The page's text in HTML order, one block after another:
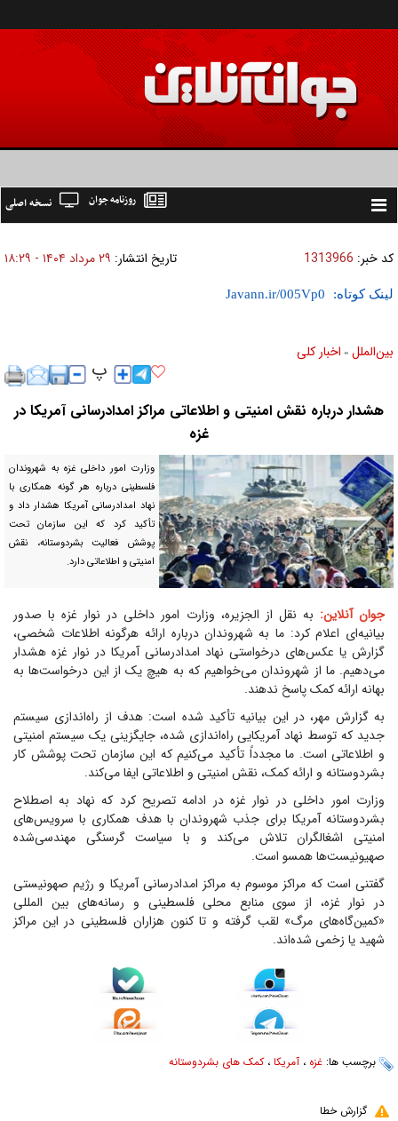
Toggle
نسخه اصلی روزنامه جوان
کد خبر: 1313966 تاریخ انتشار: ۲۹ مرداد ۱۴۰۴ - ۱۸:۲۹
لینک کوتاه:
بين‌الملل » اخبار كلی
هشدار درباره نقش امنیتی و اطلاعاتی مراکز امدادرسانی آمریکا در
غزه
وزارت امور داخلی غزه به شهروندان
فلسطینی درباره هر گونه همکاری با
نهاد امدادرسانی آمریکا هشدار داد و
تأکید کرد که این سازمان تحت
پوشش فعالیت بشردوستانه، نقش
امنیتی و اطلاعاتی دارد.
جوان آنلاین: به نقل از الجزیره، وزارت امور داخلی در نوار غزه با صدور
بیانیه‌ای اعلام کرد: ما به شهروندان درباره ارائه هرگونه اطلاعات شخصی،
گزارش یا عکس‌های درخواستی نهاد امدادرسانی آمریکا در نوار غزه هشدار
می‌دهیم. ما از شهروندان می‌خواهیم که به هیچ یک از این درخواست‌ها به
بهانه ارائه کمک پاسخ ندهند.
به گزارش مهر، در این بیانیه تأکید شده است: هدف از راه‌اندازی سیستم
جدید که توسط نهاد آمریکایی راه‌اندازی شده، جایگزینی یک سیستم امنیتی
و اطلاعاتی است. ما مجدداً تأکید می‌کنیم که این سازمان تحت پوشش کار
بشردوستانه و ارائه کمک، نقش امنیتی و اطلاعاتی ایفا می‌کند.
وزارت امور داخلی در نوار غزه در ادامه تصریح کرد که نهاد به اصطلاح
بشردوستانه آمریکا برای جذب شهروندان با هدف همکاری با سرویس‌های
امنیتی اشغالگران تلاش می‌کند و با سیاست گرسنگی مهندسی‌شده
صهیونیست‌ها همسو است.
گفتنی است که مراکز موسوم به مراکز امدادرسانی آمریکا و رژیم صهونیستی
در نوار غزه، از سوی منابع محلی فلسطینی و رسانه‌های بین المللی
«کمین‌گاه‌های مرگ» لقب گرفته و تا کنون هزاران فلسطینی در این مراکز
شهید یا زخمی شده‌اند.
برچسب ها: غزه ، آمریکا ،کمک های بشردوستانه
گزارش خطا